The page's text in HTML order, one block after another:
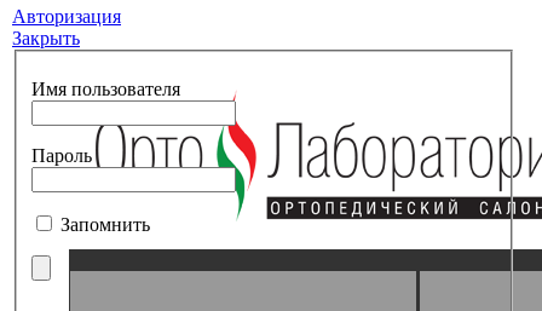
Авторизация
Закрыть
Имя пользователя
Пароль
Запомнить